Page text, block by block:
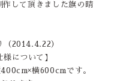
して頂きました旗の晴
2014.4.22）
について】
横600cmです。